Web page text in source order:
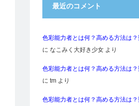
最近のコメント
色彩能力者とは何？高める方法は
に なこみく大好き少女 より
色彩能力者とは何？高める方法は
に tm より
色彩能力者とは何？高める方法は